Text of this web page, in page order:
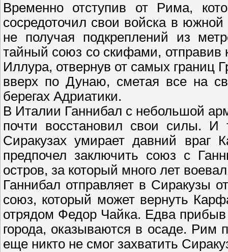
Временно отступив от Рима,
сосредоточил свои войска в
не получая подкреплений из
тайный союз со скифами,
Иллура, отвернув от самых границ
вверх по Дунаю, сметая все на
берегах Адриатики.
В Италии Ганнибал с небольшой
почти восстановил свои силы.
Сиракузах умирает давний враг
предпочел заключить союз с
остров, за который много лет
Ганнибал отправляет в Сиракузы
союз, который может вернуть
отрядом Федор Чайка. Едва
города, оказываются в осаде. Рим
еще никто не смог захватить